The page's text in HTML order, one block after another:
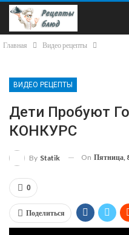
Главная Видео рецепты
ВИДЕО РЕЦЕПТЫ
Дети Пробуют
КОНКУРС
By Statik On Пятница,
0
Поделиться